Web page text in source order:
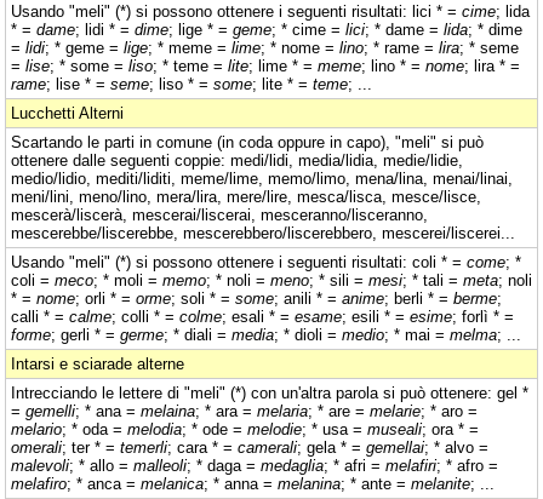
Usando "meli" (*) si possono ottenere i seguenti risultati: lici * = cime; lida
* = dame; lidi * = dime; lige * = geme; * cime = lici; * dame = lida; * dime
= lidi; * geme = lige; * meme = lime; * nome = lino; * rame = lira; * seme
= lise; * some = liso; * teme = lite; lime * = meme; lino * = nome; lira * =
rame; lise * = seme; liso * = some; lite * = teme; ...
Lucchetti Alterni
Scartando le parti in comune (in coda oppure in capo), "meli" si può
ottenere dalle seguenti coppie: medi/lidi, media/lidia, medie/lidie,
medio/lidio, mediti/liditi, meme/lime, memo/limo, mena/lina, menai/linai,
meni/lini, meno/lino, mera/lira, mere/lire, mesca/lisca, mesce/lisce,
mescerà/liscerà, mescerai/liscerai, mesceranno/lisceranno,
mescerebbe/liscerebbe, mescerebbero/liscerebbero, mescerei/liscerei...
Usando "meli" (*) si possono ottenere i seguenti risultati: coli * = come; *
coli = meco; * moli = memo; * noli = meno; * sili = mesi; * tali = meta; noli
* = nome; orli * = orme; soli * = some; anili * = anime; berli * = berme;
calli * = calme; colli * = colme; esali * = esame; esili * = esime; forlì * =
forme; gerli * = germe; * diali = media; * dioli = medio; * mai = melma; ...
Intarsi e sciarade alterne
Intrecciando le lettere di "meli" (*) con un'altra parola si può ottenere: gel *
= gemelli; * ana = melaina; * ara = melaria; * are = melarie; * aro =
melario; * oda = melodia; * ode = melodie; * usa = museali; ora * =
omerali; ter * = temerli; cara * = camerali; gela * = gemellai; * alvo =
malevoli; * allo = malleoli; * daga = medaglia; * afri = melafiri; * afro =
melafiro; * anca = melanica; * anna = melanina; * ante = melanite; ...